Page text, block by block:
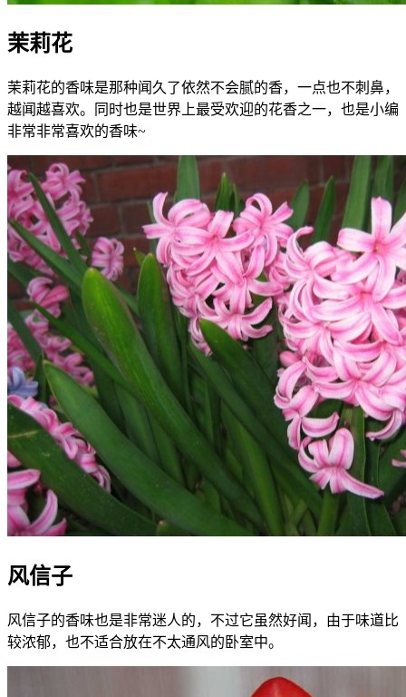
茉莉花
茉莉花的香味是那种闻久了依然不会腻的香，一点也不刺鼻，
越闻越喜欢。同时也是世界上最受欢迎的花香之一，也是小编
非常非常喜欢的香味~
风信子
风信子的香味也是非常迷人的，不过它虽然好闻，由于味道比
较浓郁，也不适合放在不太通风的卧室中。